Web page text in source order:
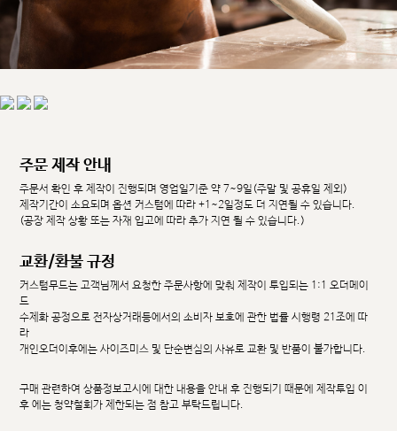
주문 제작 안내
주문서 확인 후 제작이 진행되며 영업일기준 약 7~9일(주말 및 공휴일 제외)
제작기간이 소요되며 옵션 커스텀에 따라 +1~2일정도 더 지연될 수 있습니다.
(공장 제작 상황 또는 자재 입고에 따라 추가 지연 될 수 있습니다.)
교환/환불 규정
커스텀무드는 고객님께서 요청한 주문사항에 맞춰 제작이 투입되는 1:1 오더메이
드
수제화 공정으로 전자상거래등에서의 소비자 보호에 관한 법률 시행령 21조에 따
라
개인오더이후에는 사이즈미스 및 단순변심의 사유로 교환 및 반품이 불가합니다.
구매 관련하여 상품정보고시에 대한 내용을 안내 후 진행되기 때문에 제작투입 이
후 에는 청약철회가 제한되는 점 참고 부탁드립니다.